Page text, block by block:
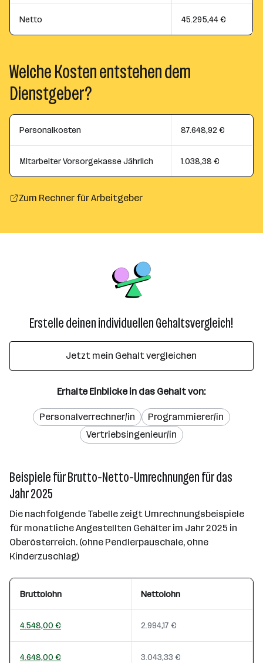
Netto 45.295,44 €
Welche Kosten entstehen dem
Dienstgeber?
Personalkosten 87.648,92 €
Mitarbeiter Vorsorgekasse Jährlich 1.038,38 €
Zum Rechner für Arbeitgeber
Erstelle deinen individuellen Gehaltsvergleich!
Jetzt mein Gehalt vergleichen
Erhalte Einblicke in das Gehalt von:
Personalverrechner/in
Programmierer/in
Vertriebsingenieur/in
Beispiele für Brutto-Netto-Umrechnungen für das
Jahr 2025
Die nachfolgende Tabelle zeigt Umrechnungsbeispiele
für monatliche Angestellten Gehälter im Jahr 2025 in
Oberösterreich. (ohne Pendlerpauschale, ohne
Kinderzuschlag)
Bruttolohn Nettolohn
4.548,00 € 2.994,17 €
4.648,00 € 3.043,33 €